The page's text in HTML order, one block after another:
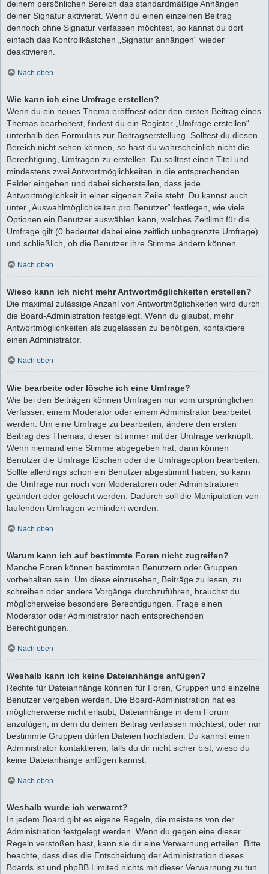
deinem persönlichen Bereich das standardmäßige Anhängen
deiner Signatur aktivierst. Wenn du einen einzelnen Beitrag
dennoch ohne Signatur verfassen möchtest, so kannst du dort
einfach das Kontrollkästchen „Signatur anhängen“ wieder
deaktivieren.
Nach oben
Wie kann ich eine Umfrage erstellen?
Wenn du ein neues Thema eröffnest oder den ersten Beitrag eines
Themas bearbeitest, findest du ein Register „Umfrage erstellen“
unterhalb des Formulars zur Beitragserstellung. Solltest du diesen
Bereich nicht sehen können, so hast du wahrscheinlich nicht die
Berechtigung, Umfragen zu erstellen. Du solltest einen Titel und
mindestens zwei Antwortmöglichkeiten in die entsprechenden
Felder eingeben und dabei sicherstellen, dass jede
Antwortmöglichkeit in einer eigenen Zeile steht. Du kannst auch
unter „Auswahlmöglichkeiten pro Benutzer“ festlegen, wie viele
Optionen ein Benutzer auswählen kann, welches Zeitlimit für die
Umfrage gilt (0 bedeutet dabei eine zeitlich unbegrenzte Umfrage)
und schließlich, ob die Benutzer ihre Stimme ändern können.
Nach oben
Wieso kann ich nicht mehr Antwortmöglichkeiten erstellen?
Die maximal zulässige Anzahl von Antwortmöglichkeiten wird durch
die Board-Administration festgelegt. Wenn du glaubst, mehr
Antwortmöglichkeiten als zugelassen zu benötigen, kontaktiere
einen Administrator.
Nach oben
Wie bearbeite oder lösche ich eine Umfrage?
Wie bei den Beiträgen können Umfragen nur vom ursprünglichen
Verfasser, einem Moderator oder einem Administrator bearbeitet
werden. Um eine Umfrage zu bearbeiten, ändere den ersten
Beitrag des Themas; dieser ist immer mit der Umfrage verknüpft.
Wenn niemand eine Stimme abgegeben hat, dann können
Benutzer die Umfrage löschen oder die Umfrageoption bearbeiten.
Sollte allerdings schon ein Benutzer abgestimmt haben, so kann
die Umfrage nur noch von Moderatoren oder Administratoren
geändert oder gelöscht werden. Dadurch soll die Manipulation von
laufenden Umfragen verhindert werden.
Nach oben
Warum kann ich auf bestimmte Foren nicht zugreifen?
Manche Foren können bestimmten Benutzern oder Gruppen
vorbehalten sein. Um diese einzusehen, Beiträge zu lesen, zu
schreiben oder andere Vorgänge durchzuführen, brauchst du
möglicherweise besondere Berechtigungen. Frage einen
Moderator oder Administrator nach entsprechenden
Berechtigungen.
Nach oben
Weshalb kann ich keine Dateianhänge anfügen?
Rechte für Dateianhänge können für Foren, Gruppen und einzelne
Benutzer vergeben werden. Die Board-Administration hat es
möglicherweise nicht erlaubt, Dateianhänge in dem Forum
anzufügen, in dem du deinen Beitrag verfassen möchtest, oder nur
bestimmte Gruppen dürfen Dateien hochladen. Du kannst einen
Administrator kontaktieren, falls du dir nicht sicher bist, wieso du
keine Dateianhänge anfügen kannst.
Nach oben
Weshalb wurde ich verwarnt?
In jedem Board gibt es eigene Regeln, die meistens von der
Administration festgelegt werden. Wenn du gegen eine dieser
Regeln verstoßen hast, kann sie dir eine Verwarnung erteilen. Bitte
beachte, dass dies die Entscheidung der Administration dieses
Boards ist und phpBB Limited nichts mit dieser Verwarnung zu tun